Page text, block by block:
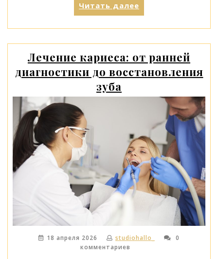
Читать далее
аренды
жилья
Илецке»
Лечение кариеса: от ранней
диагностики до восстановления
зуба
18 апреля 2026 studiohallo_
0
комментариев